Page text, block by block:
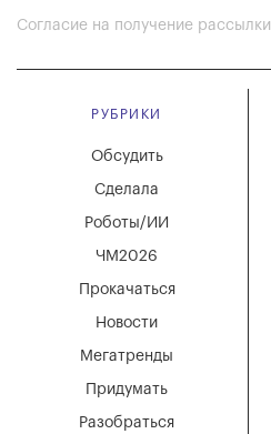
Согласие на получение рассылки
РУБРИКИ
Мегатренды
Придумать
Разобраться
Новости
Обсудить
Сделала
Роботы/ИИ
ЧМ2026
Прокачаться